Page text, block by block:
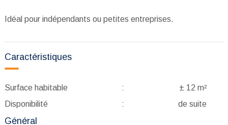
Idéal pour indépendants ou petites entreprises.
Caractéristiques
Surface habitable :
± 12 m²
Disponibilité
: de suite
Général